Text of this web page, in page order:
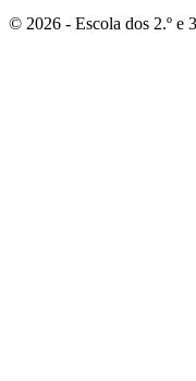
© 2026 - Escola dos 2.º e